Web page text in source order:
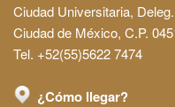
Ciudad Universitaria,
Ciudad de México, C.P.
Tel. +52(55)5622 7474
¿Cómo llegar?